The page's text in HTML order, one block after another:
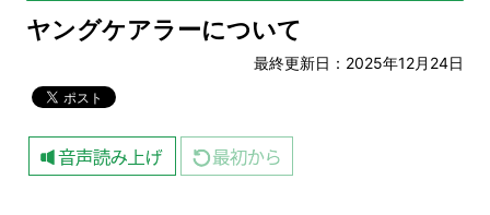
ヤングケアラーについて
最終更新日：2025年12月24日